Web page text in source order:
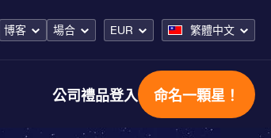
博客 場合 EUR 繁體中文
公司禮品登入 命名一顆星！